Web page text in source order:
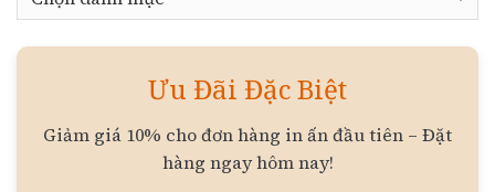
Ưu Đãi Đặc Biệt
Giảm giá 10% cho đơn hàng in ấn đầu tiên – Đặt
hàng ngay hôm nay!